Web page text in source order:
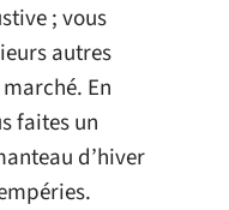
; vous
autres
En
faites un
d’hiver